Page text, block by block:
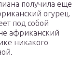
получила еще
огурец.
под собой
африканский
никакого